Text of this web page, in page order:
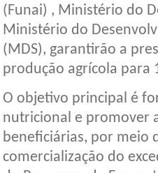
(Funai) , Ministério do
Ministério do
(MDS), garantirão a
produção agrícola para
O objetivo principal é
nutricional e promover
beneficiárias, por meio
comercialização do